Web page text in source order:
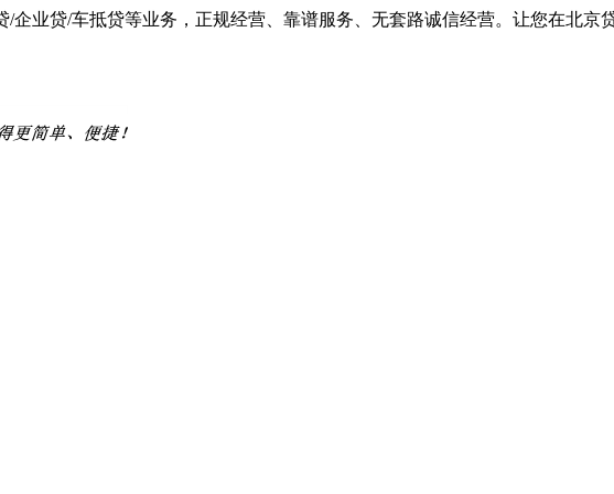
企业贷/车抵贷等业务，正规经营、靠谱服务、无套路诚信经营。让您在北京